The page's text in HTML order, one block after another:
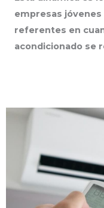
empresas jóvenes
referentes en
acondicionado se